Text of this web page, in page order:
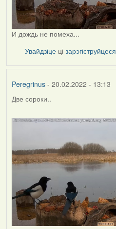
И дождь не помеха...
Увайдзіце цізарэгіструйцеся
Peregrinus- 20.02.2022 - 13:13
Две сороки..